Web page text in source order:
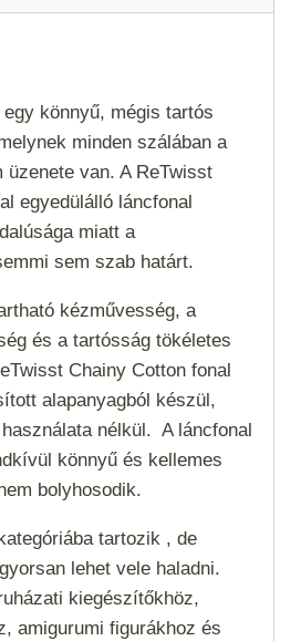
könnyű, mégis tartós
minden szálában a
üzenete van. A ReTwisst
egyedülálló láncfonal
miatt a
sem szab határt.
kézművesség, a
és a tartósság tökéletes
Chainy Cotton fonal
alapanyagból készül,
nélkül. A láncfonal
könnyű és kellemes
bolyhosodik.
tartozik , de
lehet vele haladni.
kiegészítőkhöz,
amigurumi figurákhoz és